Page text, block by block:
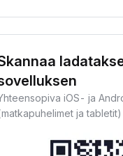
iOS- ja
ja